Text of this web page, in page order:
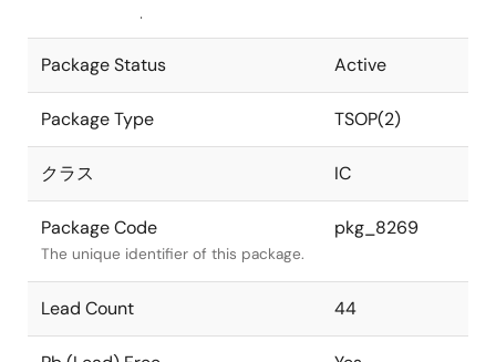
Package Status Active
Package Type TSOP(2)
クラス IC
Package Code
The unique identifier of this package.
pkg_8269
Lead Count 44